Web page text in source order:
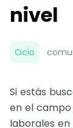
nivel
Ocio
Si estás
en el
laborales